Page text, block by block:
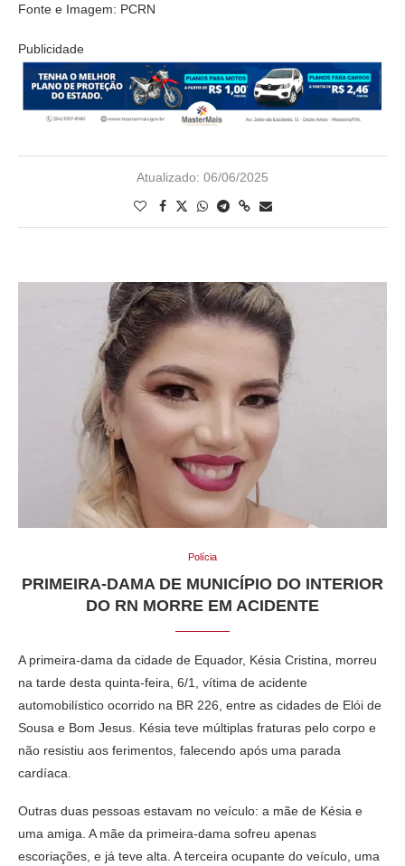
Fonte e Imagem: PCRN
Publicidade
Atualizado: 06/06/2025
Polícia
PRIMEIRA-DAMA DE MUNICÍPIO DO INTERIOR
DO RN MORRE EM ACIDENTE
A primeira-dama da cidade de Equador, Késia Cristina, morreu
na tarde desta quinta-feira, 6/1, vítima de acidente
automobilístico ocorrido na BR 226, entre as cidades de Elói de
Sousa e Bom Jesus. Késia teve múltiplas fraturas pelo corpo e
não resistiu aos ferimentos, falecendo após uma parada
cardíaca.
Outras duas pessoas estavam no veículo: a mãe de Késia e
uma amiga. A mãe da primeira-dama sofreu apenas
escoriações, e já teve alta. A terceira ocupante do veículo, uma